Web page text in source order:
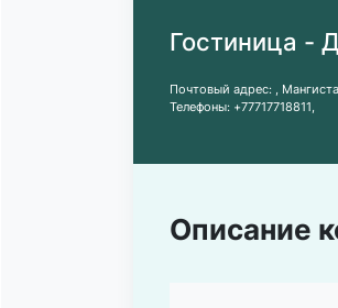
Гостиница -
Почтовый адрес:
,
Телефоны: +77717718811
Описание